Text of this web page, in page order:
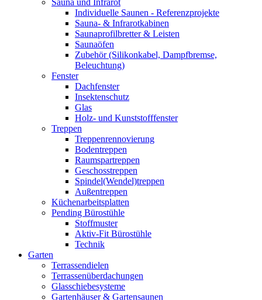
Sauna und Infrarot
Individuelle Saunen - Referenzprojekte
Sauna- & Infrarotkabinen
Saunaprofilbretter & Leisten
Saunaöfen
Zubehör (Silikonkabel, Dampfbremse,
Beleuchtung)
Fenster
Dachfenster
Insektenschutz
Glas
Holz- und Kunststofffenster
Treppen
Treppenrennovierung
Bodentreppen
Raumspartreppen
Geschosstreppen
Spindel(Wendel)treppen
Außentreppen
Küchenarbeitsplatten
Pending Bürostühle
Stoffmuster
Aktiv-Fit Bürostühle
Technik
Garten
Terrassendielen
Terrassenüberdachungen
Glasschiebesysteme
Gartenhäuser & Gartensaunen